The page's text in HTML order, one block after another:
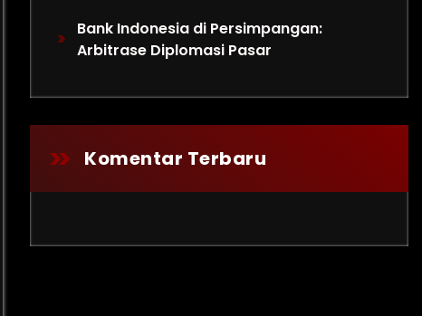
Bank Indonesia di Persimpangan:
Arbitrase Diplomasi Pasar
Komentar Terbaru